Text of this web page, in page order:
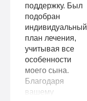
поддержку. Был
подобран
индивидуальный
план лечения,
учитывая все
особенности
моего сына.
Благодаря
вашему